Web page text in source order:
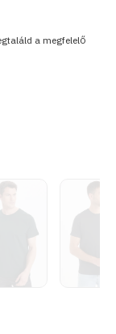
a megfelelő